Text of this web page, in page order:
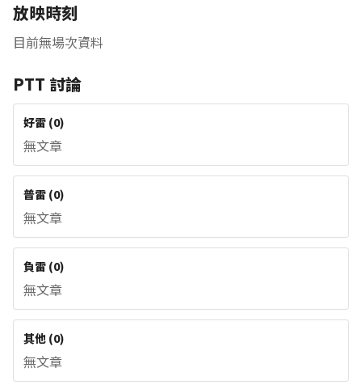
放映時刻
目前無場次資料
PTT 討論
好雷 (0)
無文章
普雷 (0)
無文章
負雷 (0)
無文章
其他 (0)
無文章